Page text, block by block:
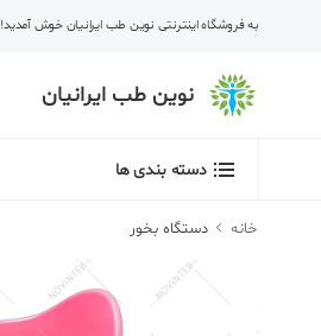
به فروشگاه اینترنتی نوین طب ایرانیان خوش آمدید!
نوین طب ایرانیان
دسته بندی ها
خانه دستگاه بخور